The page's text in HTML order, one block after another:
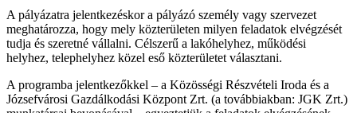
A pályázatra jelentkezéskor a pályázó személy vagy szervezet
meghatározza, hogy mely közterületen milyen feladatok elvégzését
tudja és szeretné vállalni. Célszerű a lakóhelyhez, működési
helyhez, telephelyhez közel eső közterületet választani.
A programba jelentkezőkkel – a Közösségi Részvételi Iroda és a
Józsefvárosi Gazdálkodási Központ Zrt. (a továbbiakban: JGK Zrt.)